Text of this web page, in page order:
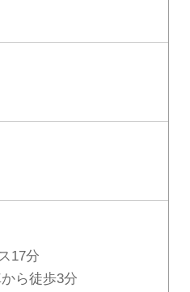
17分
ら徒歩3分